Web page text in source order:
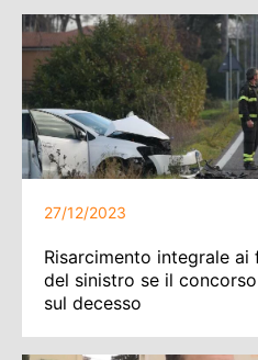
27/12/2023
Risarcimento integrale
del sinistro se il
sul decesso